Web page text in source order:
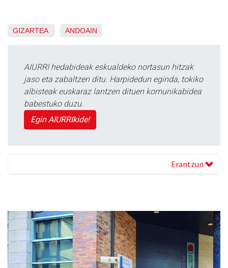
GIZARTEA ANDOAIN
AIURRI hedabideak eskualdeko nortasun hitzak
jaso eta zabaltzen ditu. Harpidedun eginda, tokiko
albisteak euskaraz lantzen dituen komunikabidea
babestuko duzu.
Egin AIURRIkide!
Erantzun